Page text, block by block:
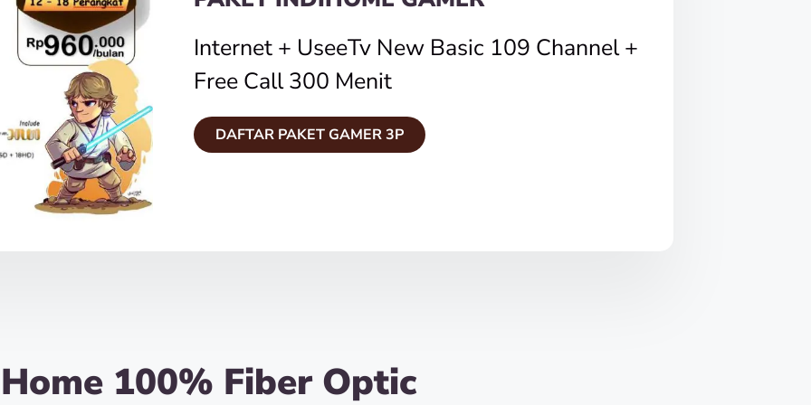
Internet + UseeTv New Basic 109 Channel +
Free Call 300 Menit
DAFTAR PAKET GAMER 3P
100% Fiber Optic